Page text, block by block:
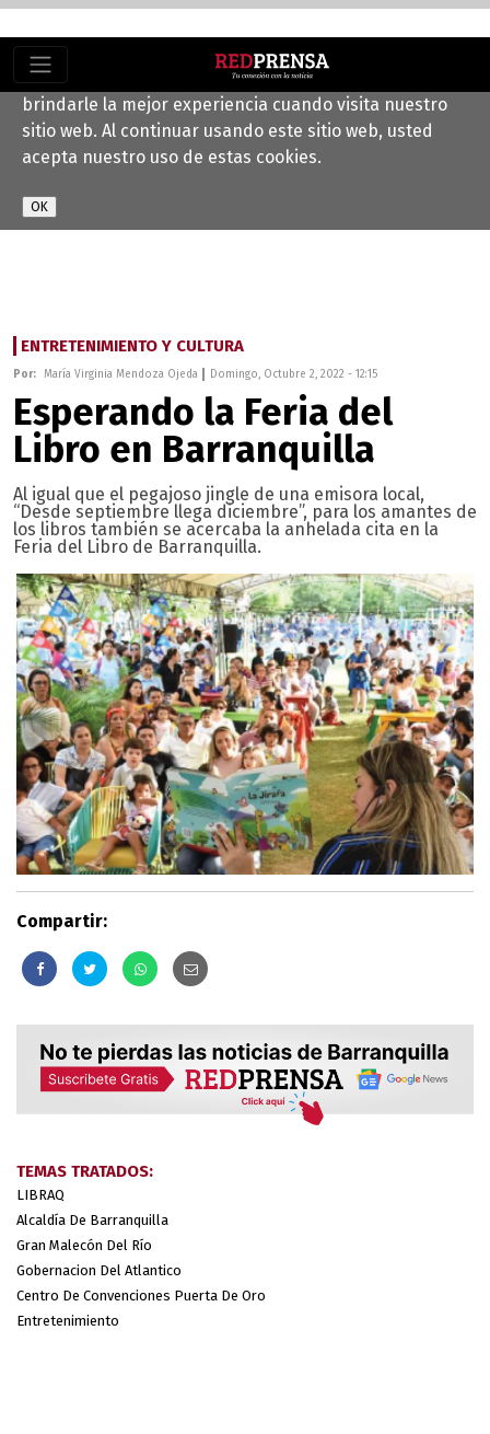
Este sitio web utiliza cookies para ayudarnos a
brindarle la mejor experiencia cuando visita nuestro
sitio web. Al continuar usando este sitio web, usted
acepta nuestro uso de estas cookies.
ENTRETENIMIENTO Y CULTURA
Por: María Virginia Mendoza Ojeda Domingo, Octubre 2, 2022 - 12:15
Esperando la Feria del
Libro en Barranquilla
Al igual que el pegajoso jingle de una emisora local,
“Desde septiembre llega diciembre”, para los amantes de
los libros también se acercaba la anhelada cita en la
Feria del Libro de Barranquilla.
Compartir:
TEMAS TRATADOS:
LIBRAQ
Alcaldía De Barranquilla
Gran Malecón Del Río
Gobernacion Del Atlantico
Centro De Convenciones Puerta De Oro
Entretenimiento